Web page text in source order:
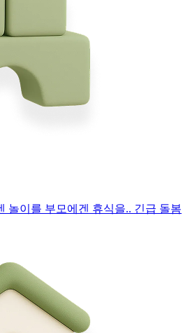
놀이를 부모에겐 휴식을.. 긴급 돌봄